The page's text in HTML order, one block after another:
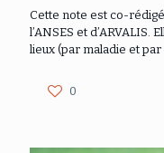
Cette note est co-
l’ANSES et
lieux (par maladie et
0